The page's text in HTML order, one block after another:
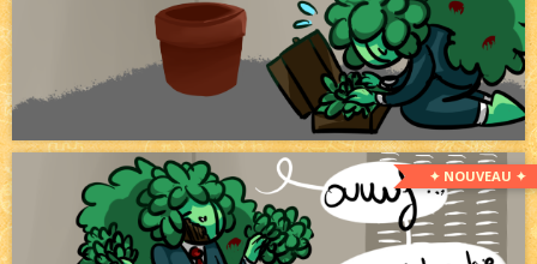
✦ NOUVEAU ✦